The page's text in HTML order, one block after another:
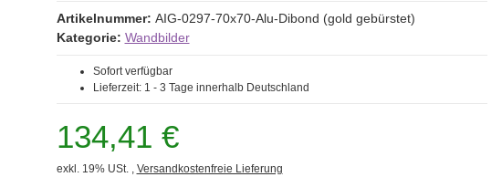
Artikelnummer: AIG-0297-70x70-Alu-Dibond (gold gebürstet)
Kategorie: Wandbilder
Sofort verfügbar
Lieferzeit: 1 - 3 Tage innerhalb Deutschland
134,41 €
exkl. 19% USt. , Versandkostenfreie Lieferung